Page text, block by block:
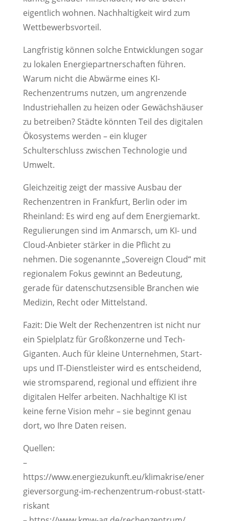
eigentlich wohnen. Nachhaltigkeit wird zum
Wettbewerbsvorteil.
Langfristig können solche Entwicklungen sogar
zu lokalen Energiepartnerschaften führen.
Warum nicht die Abwärme eines KI-
Rechenzentrums nutzen, um angrenzende
Industriehallen zu heizen oder Gewächshäuser
zu betreiben? Städte könnten Teil des digitalen
Ökosystems werden – ein kluger
Schulterschluss zwischen Technologie und
Umwelt.
Gleichzeitig zeigt der massive Ausbau der
Rechenzentren in Frankfurt, Berlin oder im
Rheinland: Es wird eng auf dem Energiemarkt.
Regulierungen sind im Anmarsch, um KI- und
Cloud-Anbieter stärker in die Pflicht zu
nehmen. Die sogenannte „Sovereign Cloud“ mit
regionalem Fokus gewinnt an Bedeutung,
gerade für datenschutzsensible Branchen wie
Medizin, Recht oder Mittelstand.
Fazit: Die Welt der Rechenzentren ist nicht nur
ein Spielplatz für Großkonzerne und Tech-
Giganten. Auch für kleine Unternehmen, Start-
ups und IT-Dienstleister wird es entscheidend,
wie stromsparend, regional und effizient ihre
digitalen Helfer arbeiten. Nachhaltige KI ist
keine ferne Vision mehr – sie beginnt genau
dort, wo Ihre Daten reisen.
Quellen:
–
https://www.energiezukunft.eu/klimakrise/ener
gieversorgung-im-rechenzentrum-robust-statt-
riskant